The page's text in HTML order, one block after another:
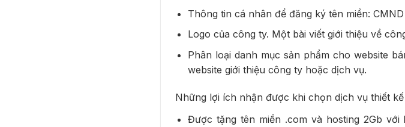
Thông tin cá nhân để đăng ký tên miền:
Logo của công ty. Một bài viết giới thiệu về
Phân loại danh mục sản phẩm cho website
website giới thiệu công ty hoặc dịch vụ.
Những lợi ích nhận được khi chọn dịch vụ thiết
Được tặng tên miền .com và hosting 2Gb